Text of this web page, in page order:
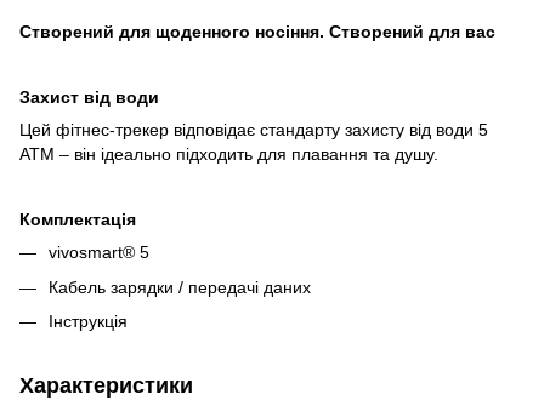
Створений для щоденного носіння. Створений для вас
Захист від води
Цей фітнес-трекер відповідає стандарту захисту від води 5
ATM – він ідеально підходить для плавання та душу.
Комплектація
vivosmart® 5
Кабель зарядки / передачі даних
Інструкція
Характеристики